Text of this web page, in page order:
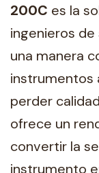
200C es la
ingenieros
una manera
instrumentos
perder
ofrece un
convertir la
instrumento